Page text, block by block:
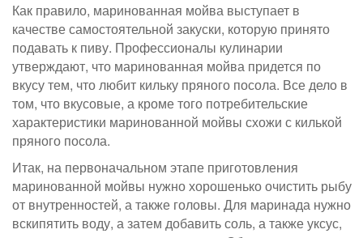
Как правило, маринованная мойва выступает в
качестве самостоятельной закуски, которую принято
подавать к пиву. Профессионалы кулинарии
утверждают, что маринованная мойва придется по
вкусу тем, что любит кильку пряного посола. Все дело в
том, что вкусовые, а кроме того потребительские
характеристики маринованной мойвы схожи с килькой
пряного посола.
Итак, на первоначальном этапе приготовления
маринованной мойвы нужно хорошенько очистить рыбу
от внутренностей, а также головы. Для маринада нужно
вскипятить воду, а затем добавить соль, а также уксус,